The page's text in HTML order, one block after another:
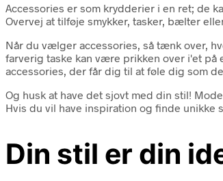
Accessories er som krydderier i en ret; de
Overvej at tilføje smykker, tasker, bælter
Når du vælger accessories, så tænk over,
farverig taske kan være prikken over i'et på
accessories, der får dig til at føle dig som
Og husk at have det sjovt med din stil!
Hvis du vil have inspiration og finde unikke
Din stil er din